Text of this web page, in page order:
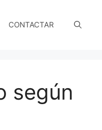
CONTACTAR
según